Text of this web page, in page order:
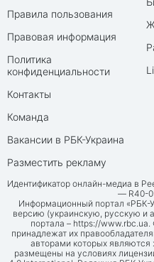
Правила пользования
Правовая информация
Политика
конфиденциальности
Контакты
Команда
Вакансии в РБК-Украина
Разместить рекламу
Идентификатор онлайн-медиа в
— R40-
Информационный портал «РБК-
версию (украинскую, русскую и
портала – https://www.rbc.ua.
принадлежат их
авторами которых
размещены на условиях